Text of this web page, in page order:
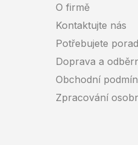
O firmě
Kontaktujte nás
Potřebujete
Doprava a
Obchodní
Zpracování